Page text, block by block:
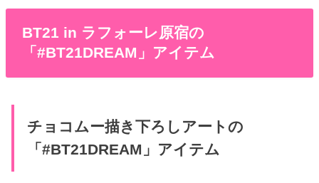
BT21 in ラフォーレ原宿の
「#BT21DREAM」アイテム
チョコムー描き下ろしアートの
「#BT21DREAM」アイテム